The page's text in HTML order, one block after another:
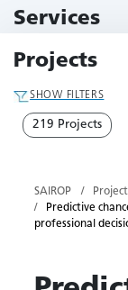
Services
Projects
SHOW FILTERS
219 Projects
SAIROP
Predictive
professional